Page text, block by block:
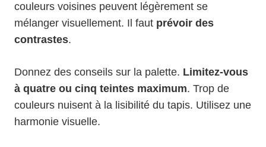
couleurs voisines peuvent légèrement se
mélanger visuellement. Il faut prévoir des
contrastes.
Donnez des conseils sur la palette. Limitez-vous
à quatre ou cinq teintes maximum. Trop de
couleurs nuisent à la lisibilité du tapis. Utilisez une
harmonie visuelle.